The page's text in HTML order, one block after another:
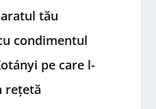
tău
condimentul
pe care l-
rețetă